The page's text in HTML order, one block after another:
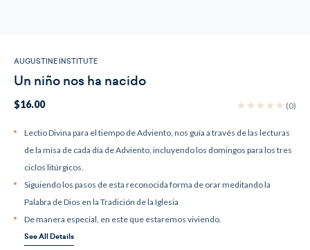
AUGUSTINE INSTITUTE
Un niño nos ha nacido
$16.00 (0)
Lectio Divina para el tiempo de Adviento, nos guía a través de las lecturas
de la misa de cada día de Adviento, incluyendo los domingos para los tres
ciclos litúrgicos.
Siguiendo los pasos de esta reconocida forma de orar meditando la
Palabra de Dios en la Tradición de la Iglesia
De manera especial, en este que estaremos viviendo.
See All Details